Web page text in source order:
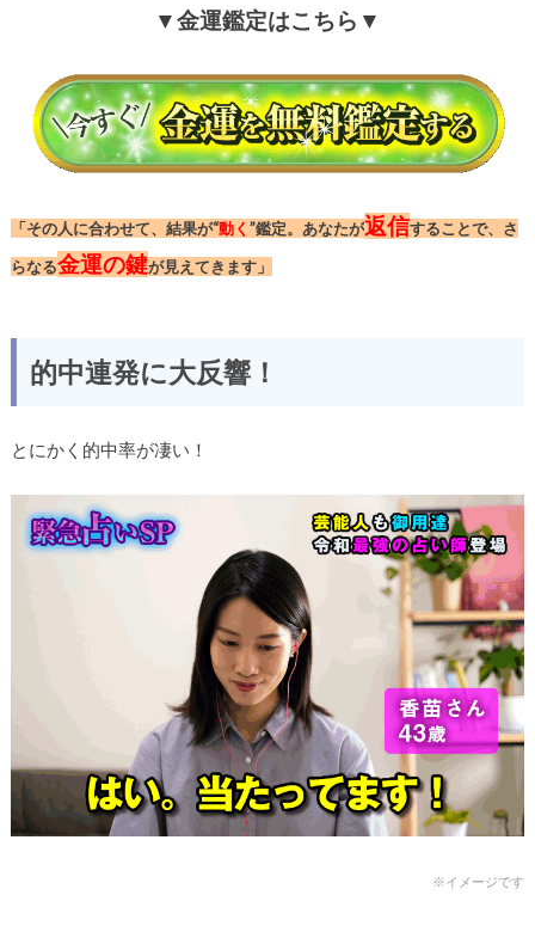
▼金運鑑定はこちら▼
「その人に合わせて、結果が“動く ”鑑定。あなたが返信することで、さ
らなる金運の鍵が見えてきます」
的中連発に大反響！
とにかく的中率が凄い！
※イメージです